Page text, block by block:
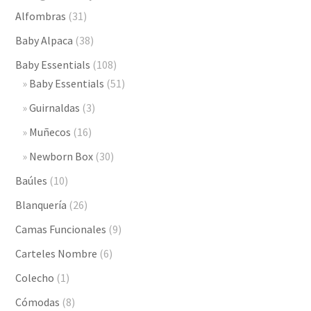
Alfombras (31)
Baby Alpaca (38)
Baby Essentials (108)
Baby Essentials (51)
Guirnaldas (3)
Muñecos (16)
Newborn Box (30)
Baúles (10)
Blanquería (26)
Camas Funcionales (9)
Carteles Nombre (6)
Colecho (1)
Cómodas (8)